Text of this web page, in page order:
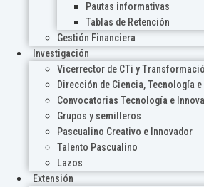
Pautas informativas
Tablas de Retención
Gestión Financiera
Investigación
Vicerrector de CTi y
Dirección de Ciencia, Tecnología
Convocatorias Tecnología e
Grupos y semilleros
Pascualino Creativo e Innovador
Talento Pascualino
Lazos
Extensión